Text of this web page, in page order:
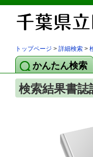
トップページ > 詳細検索 >
かんたん検索
検索結果書誌